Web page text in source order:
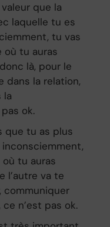
que la
laquelle tu es
tu vas
tu auras
là, pour le
dans la relation,
la
ok.
que tu as plus
inconsciemment,
tu auras
l’autre va te
communiquer
n’est pas ok.